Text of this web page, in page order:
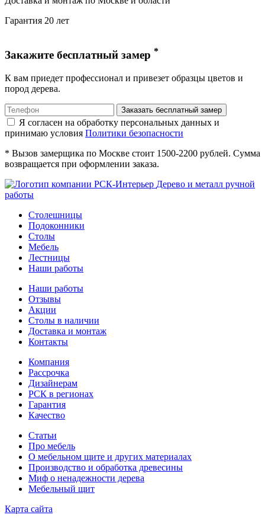
Гарантия 20 лет
Закажите бесплатный замер *
К вам приедет профессионал и привезет образцы цветов и
пород дерева.
Я согласен на обработку персональных данных и
принимаю условияПолитики безопасности
* Вызов замерщика по Москве стоит 1500-2200 рублей. Сумма
возвращается при оформлении заказа.
Дерево и металл ручной
работы
Столешницы
Подоконники
Столы
Мебель
Лестницы
Наши работы
Наши работы
Отзывы
Акции
Столы в наличии
Доставка и монтаж
Контакты
Компания
Рассрочка
Дизайнерам
РСК в регионах
Гарантия
Качество
Статьи
Про мебель
О мебельном щите и других материалах
Производство и обработка древесины
Миф о ненадежности дерева
Мебельный щит
Карта сайта